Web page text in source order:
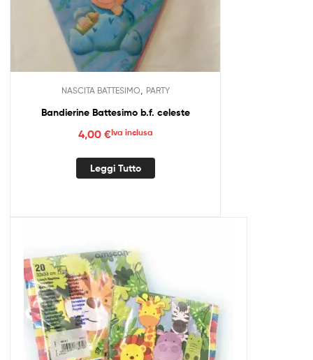
NASCITA BATTESIMO PARTY
Bandierine Battesimo b.f. celeste
4,00 €Iva inclusa
Leggi Tutto